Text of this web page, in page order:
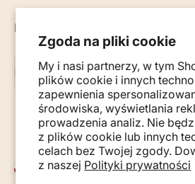
Zgoda na pliki cookie
My i nasi partnerzy, w tym
plików cookie i innych
zapewnienia
środowiska, wyświetlania
prowadzenia analiz. Nie
z plików cookie lub innych
celach bez Twojej zgody.
z naszej Polityki prywatności
Nowości, porady i wskazówki na
E-mail
Subskrybuj
Polska (PLN zł)